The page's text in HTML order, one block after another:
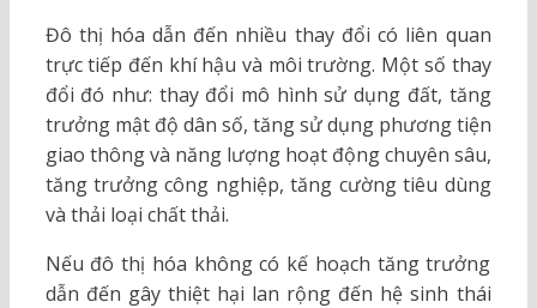
Đô thị hóa dẫn đến nhiều thay đổi có liên quan
trực tiếp đến khí hậu và môi trường. Một số thay
đổi đó như: thay đổi mô hình sử dụng đất, tăng
trưởng mật độ dân số, tăng sử dụng phương tiện
giao thông và năng lượng hoạt động chuyên sâu,
tăng trưởng công nghiệp, tăng cường tiêu dùng
và thải loại chất thải.
Nếu đô thị hóa không có kế hoạch tăng trưởng
dẫn đến gây thiệt hại lan rộng đến hệ sinh thái